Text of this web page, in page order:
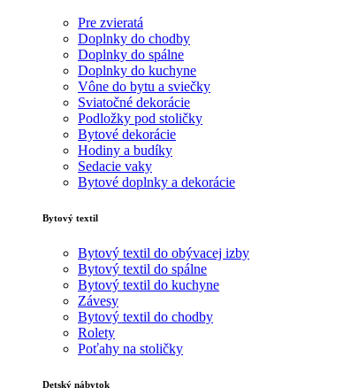
Pre zvieratá
Doplnky do chodby
Doplnky do spálne
Doplnky do kuchyne
Vône do bytu a sviečky
Sviatočné dekorácie
Podložky pod stoličky
Bytové dekorácie
Hodiny a budíky
Sedacie vaky
Bytové doplnky a dekorácie
Bytový textil
Bytový textil do obývacej izby
Bytový textil do spálne
Bytový textil do kuchyne
Závesy
Bytový textil do chodby
Rolety
Poťahy na stoličky
Detský nábytok